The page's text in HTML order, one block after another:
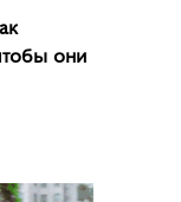
они